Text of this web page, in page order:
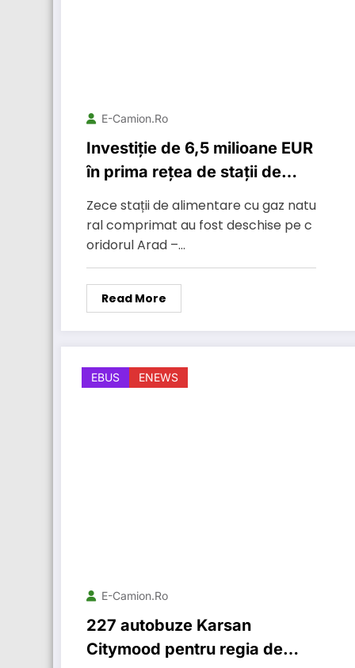
E-Camion.ro
Investiție de 6,5 milioane EUR
în prima rețea de stații de
alimentare a vehiculelor cu
gaz natural comprimat, din
România
Zece stații de alimentare cu gaz natu
ral comprimat au fost deschise pe c
oridorul Arad –…
Read More
EBUS ENEWS
E-Camion.ro
227 autobuze Karsan
Citymood pentru regia de